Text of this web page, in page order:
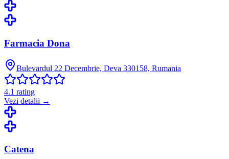
Farmacia Dona
Bulevardul 22 Decembrie, Deva 330158, Rumania
4.1 rating
Vezi detalii →
Catena